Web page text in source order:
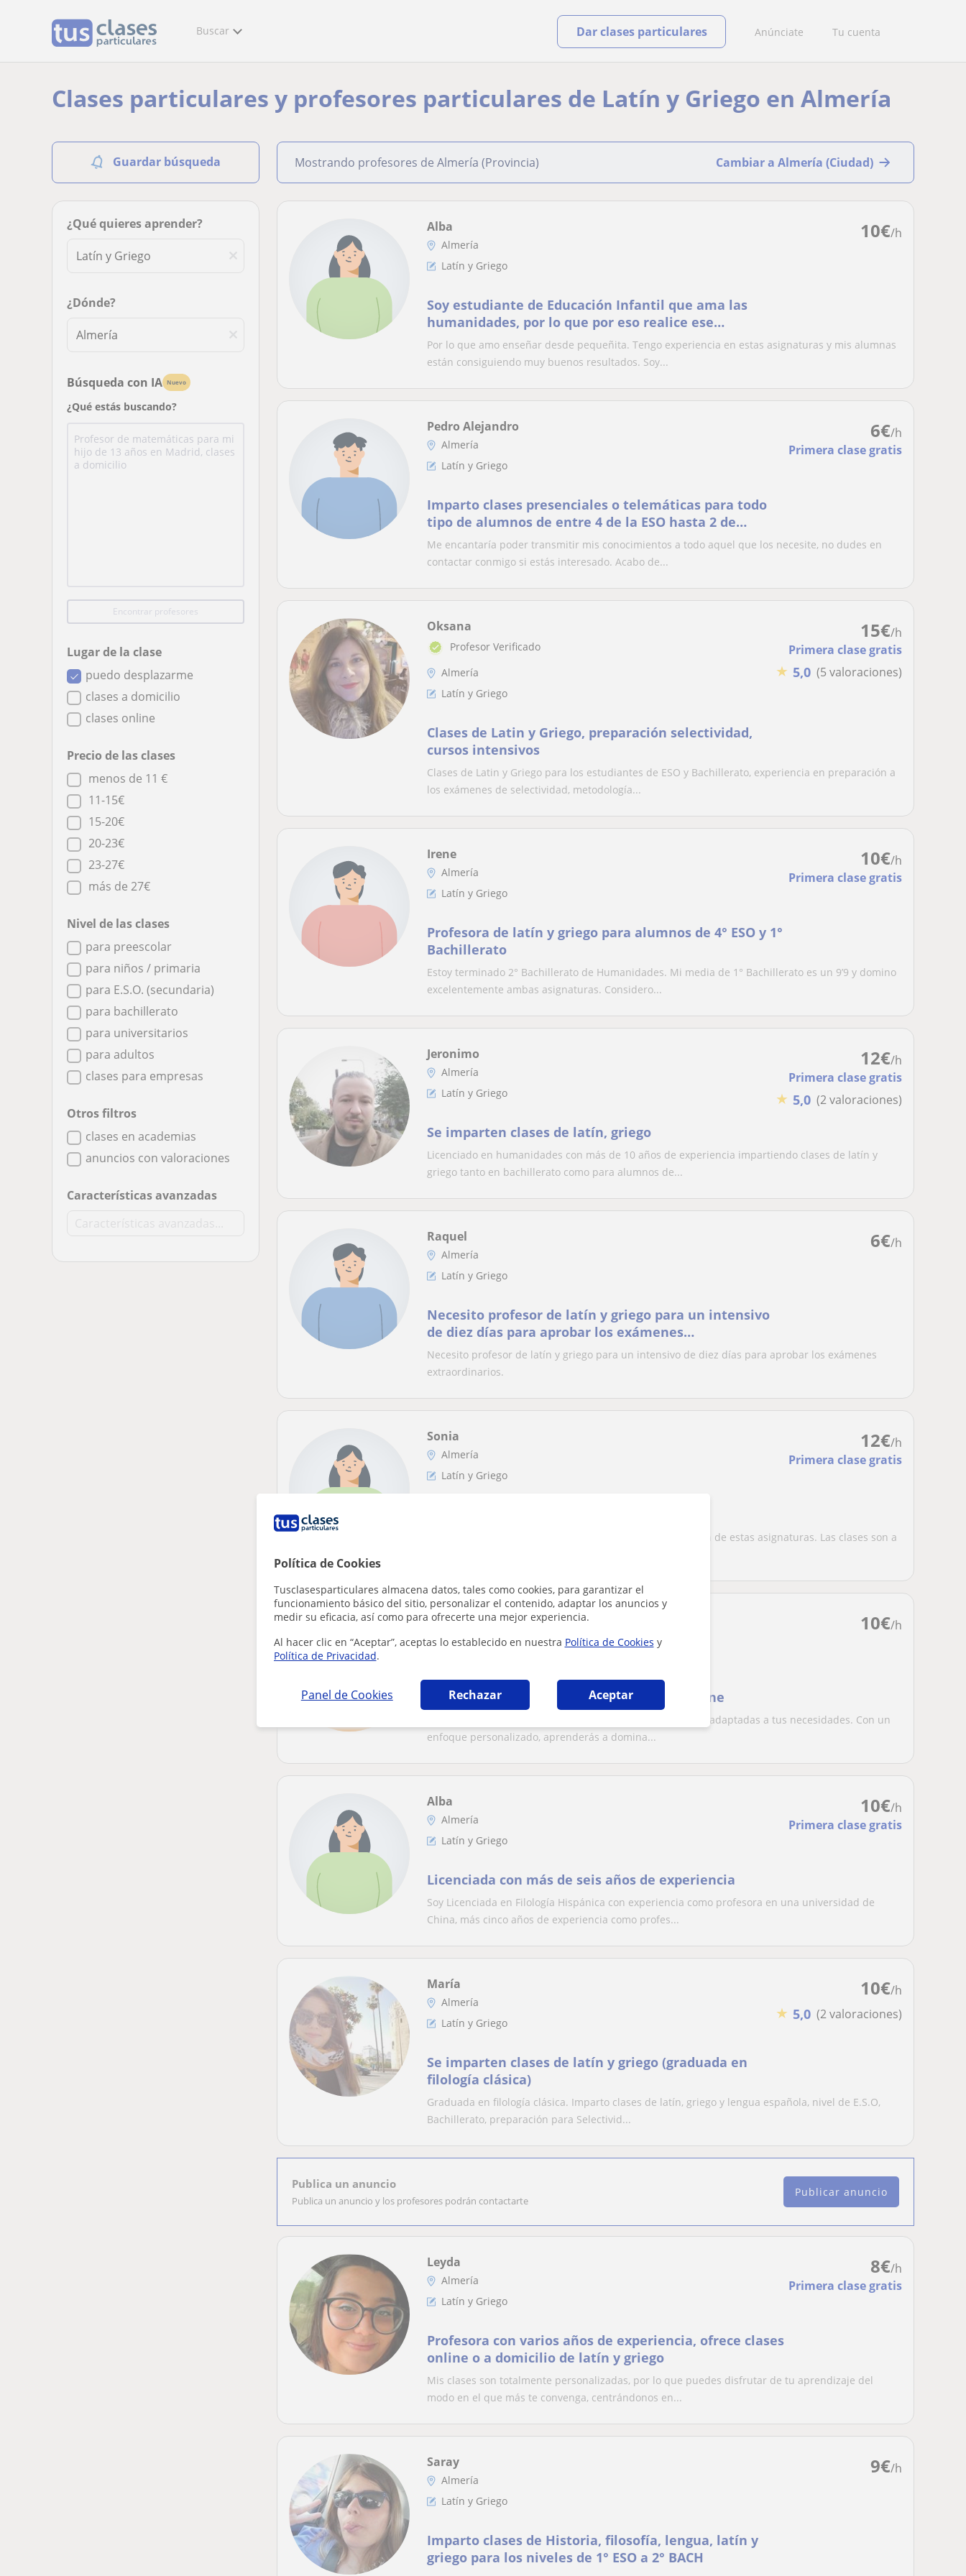
Política de Cookies
Tusclasesparticulares almacena datos, tales como cookies, para garantizar el
funcionamiento básico del sitio, personalizar el contenido, adaptar los anuncios y
medir su eficacia, así como para ofrecerte una mejor experiencia.
Al hacer clic en “Aceptar”, aceptas lo establecido en nuestra Política de Cookies y
Política de Privacidad.
Panel de Cookies Rechazar Aceptar
Buscar Anúnciate Tu cuenta
Dar clases particulares
Clases particulares y profesores particulares de Latín y Griego en Almería
Guardar búsqueda
¿Qué quieres aprender?
¿Dónde?
Búsqueda con IA Nuevo
¿Qué estás buscando?
Encontrar profesores
Lugar de la clase
puedo desplazarme
clases a domicilio
clases online
Precio de las clases
menos de 11 €
11-15€
15-20€
20-23€
23-27€
más de 27€
Nivel de las clases
para preescolar
para niños / primaria
para E.S.O. (secundaria)
para bachillerato
para universitarios
para adultos
clases para empresas
Otros filtros
clases en academias
anuncios con valoraciones
Características avanzadas
Mostrando profesores de Almería (Provincia) Cambiar a Almería (Ciudad)
10€/h
Alba
Almería
Latín y Griego
Soy estudiante de Educación Infantil que ama las
humanidades, por lo que por eso realice ese
bachillerato
Por lo que amo enseñar desde pequeñita. Tengo experiencia en estas asignaturas y mis alumnas
están consiguiendo muy buenos resultados. Soy...
6€/h
Primera clase gratis
Pedro Alejandro
Almería
Latín y Griego
Imparto clases presenciales o telemáticas para todo
tipo de alumnos de entre 4 de la ESO hasta 2 de
Bachillerato. Me adapto totalmente a su ritmo
Me encantaría poder transmitir mis conocimientos a todo aquel que los necesite, no dudes en
contactar conmigo si estás interesado. Acabo de...
15€/h
Primera clase gratis
★ 5,0 (5 valoraciones)
Oksana
Profesor Verificado
Almería
Latín y Griego
Clases de Latin y Griego, preparación selectividad,
cursos intensivos
Clases de Latin y Griego para los estudiantes de ESO y Bachillerato, experiencia en preparación a
los exámenes de selectividad, metodología...
10€/h
Primera clase gratis
Irene
Almería
Latín y Griego
Profesora de latín y griego para alumnos de 4° ESO y 1°
Bachillerato
Estoy terminado 2° Bachillerato de Humanidades. Mi media de 1° Bachillerato es un 9’9 y domino
excelentemente ambas asignaturas. Considero...
12€/h
Primera clase gratis
★ 5,0 (2 valoraciones)
Jeronimo
Almería
Latín y Griego
Se imparten clases de latín, griego
Licenciado en humanidades con más de 10 años de experiencia impartiendo clases de latín y
griego tanto en bachillerato como para alumnos de...
6€/h
Raquel
Almería
Latín y Griego
Necesito profesor de latín y griego para un intensivo
de diez días para aprobar los exámenes
extraordinarios
Necesito profesor de latín y griego para un intensivo de diez días para aprobar los exámenes
extraordinarios.
12€/h
Primera clase gratis
Sonia
Almería
Latín y Griego
Tengo más de veinte años de experiencia en la impartición de estas asignaturas. Las clases son a
10€/h
Natalia
Almería
Clases de Latín y Griego presenciales u online
Soy Natalia y ofrezco clases particulares de Latín y Griego, adaptadas a tus necesidades. Con un
enfoque personalizado, aprenderás a domina...
10€/h
Primera clase gratis
Alba
Almería
Latín y Griego
Licenciada con más de seis años de experiencia
Soy Licenciada en Filología Hispánica con experiencia como profesora en una universidad de
China, más cinco años de experiencia como profes...
10€/h
★ 5,0 (2 valoraciones)
María
Almería
Latín y Griego
Se imparten clases de latín y griego (graduada en
filología clásica)
Graduada en filología clásica. Imparto clases de latín, griego y lengua española, nivel de E.S.O,
Bachillerato, preparación para Selectivid...
Publica un anuncio
Publica un anuncio y los profesores podrán contactarte
Publicar anuncio
8€/h
Primera clase gratis
Leyda
Almería
Latín y Griego
Profesora con varios años de experiencia, ofrece clases
online o a domicilio de latín y griego
Mis clases son totalmente personalizadas, por lo que puedes disfrutar de tu aprendizaje del
modo en el que más te convenga, centrándonos en...
9€/h
Saray
Almería
Latín y Griego
Imparto clases de Historia, filosofía, lengua, latín y
griego para los niveles de 1° ESO a 2° BACH